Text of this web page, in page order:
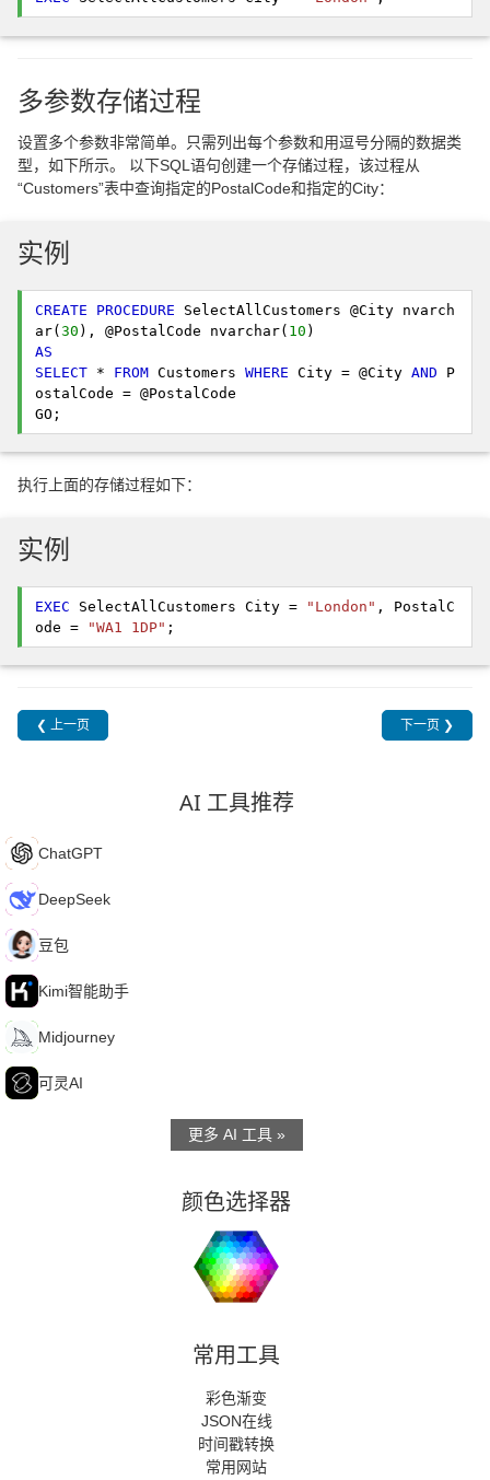
多参数存储过程
设置多个参数非常简单。只需列出每个参数和用逗号分隔的数据类
型，如下所示。 以下SQL语句创建一个存储过程，该过程从
“Customers”表中查询指定的PostalCode和指定的City：
实例
CREATE PROCEDURE SelectAllCustomers @City nvarch
ar(30 ), @PostalCode nvarchar( 10
AS
SELECT * FROM Customers WHERE City = @City AND P
ostalCode = @PostalCode
GO;
执行上面的存储过程如下：
实例
EXEC SelectAllCustomers City = "London" , PostalC
ode =
"WA1 1DP" ;
❮ 上一页 下一页 ❯
AI 工具推荐
C ChatGPT
D DeepSeek
豆 豆包
K Kimi智能助手
M Midjourney
可 可灵AI
更多 AI 工具 »
颜色选择器
常用工具
彩色渐变
JSON在线
时间戳转换
常用网站